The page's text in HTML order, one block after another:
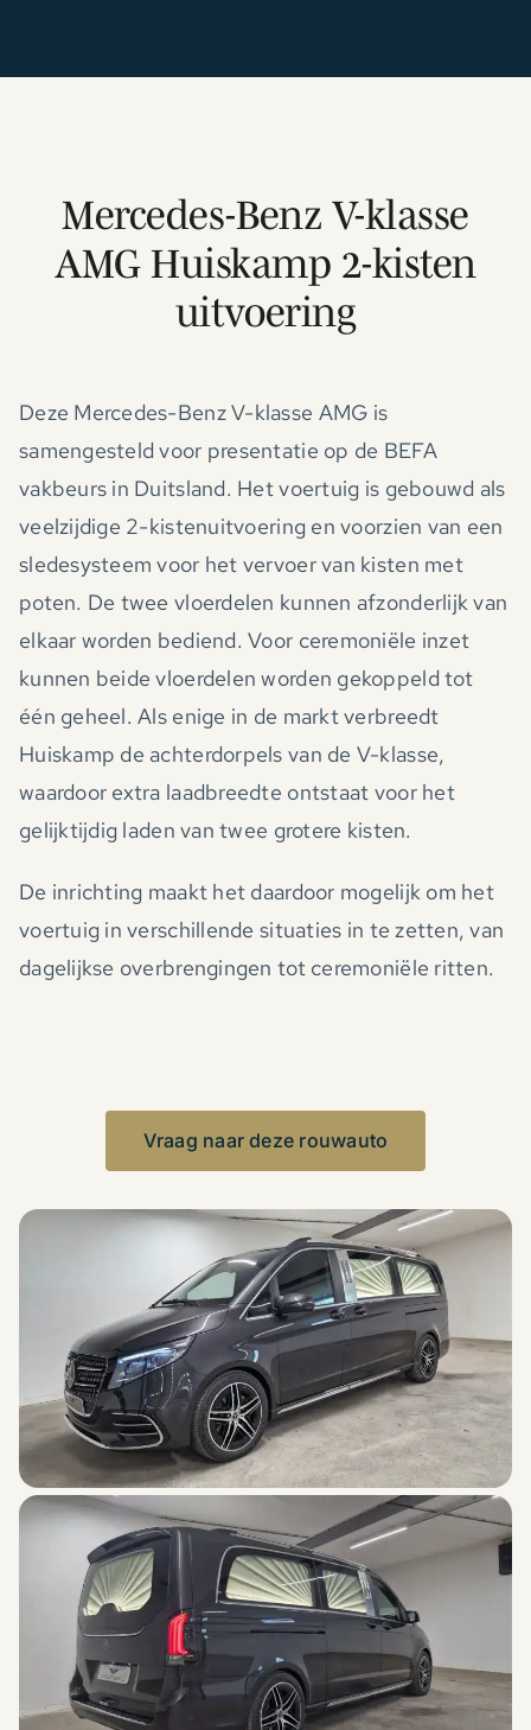
Mercedes-Benz V-klasse
AMG Huiskamp 2-kisten
uitvoering
Deze Mercedes-Benz V-klasse AMG is
samengesteld voor presentatie op de BEFA
vakbeurs in Duitsland. Het voertuig is gebouwd als
veelzijdige 2-kistenuitvoering en voorzien van een
sledesysteem voor het vervoer van kisten met
poten. De twee vloerdelen kunnen afzonderlijk van
elkaar worden bediend. Voor ceremoniële inzet
kunnen beide vloerdelen worden gekoppeld tot
één geheel. Als enige in de markt verbreedt
Huiskamp de achterdorpels van de V-klasse,
waardoor extra laadbreedte ontstaat voor het
gelijktijdig laden van twee grotere kisten.
De inrichting maakt het daardoor mogelijk om het
voertuig in verschillende situaties in te zetten, van
dagelijkse overbrengingen tot ceremoniële ritten.
Vraag naar deze rouwauto